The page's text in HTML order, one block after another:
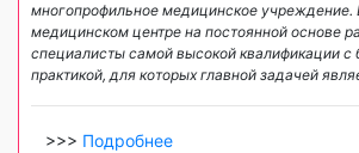
многопрофильное медицинское
медицинском центре на постоянной основе
специалисты самой высокой квалификации с
практикой, для которых главной задачей
>>> Подробнее